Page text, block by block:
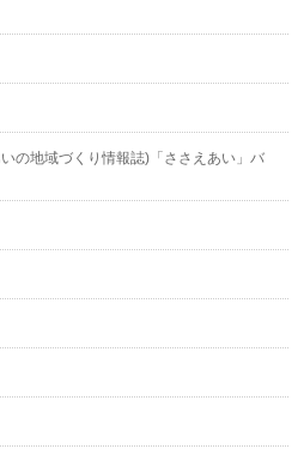
の地域づくり情報誌)「ささえあい」バ